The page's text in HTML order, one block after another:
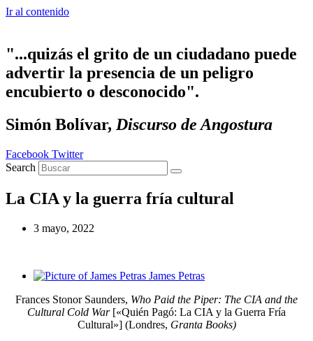
Ir al contenido
"...quizás el grito de un ciudadano puede
advertir la presencia de un peligro
encubierto o desconocido".
Simón Bolívar, Discurso de Angostura
Facebook Twitter
Search
La CIA y la guerra fría cultural
3 mayo, 2022
James Petras
Frances Stonor Saunders, Who Paid the Piper: The CIA and the
Cultural Cold War [«Quién Pagó: La CIA y la Guerra Fría
Cultural»] (Londres, Granta Books)